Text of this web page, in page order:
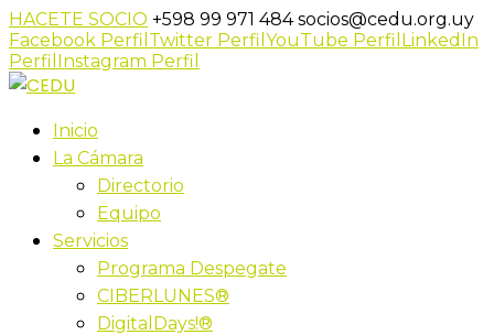
HACETE SOCIO +598 99 971 484socios@cedu.org.uy
Facebook Perfil Twitter Perfil YouTube Perfil LinkedIn
Perfil Instagram Perfil
Inicio
La Cámara
Directorio
Equipo
Servicios
Programa Despegate
CIBERLUNES®
DigitalDays!®